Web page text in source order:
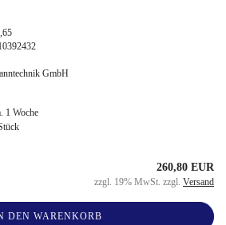
GmbH
1 Woche
260,80 EUR
zzgl. 19% MwSt. zzgl. Versand
DEN WARENKORB